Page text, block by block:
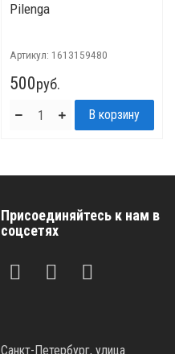
Pilenga
Артикул: 1613159480
500руб.
Присоединяйтесь к нам в
соцсетях
Санкт-Петербург, улица